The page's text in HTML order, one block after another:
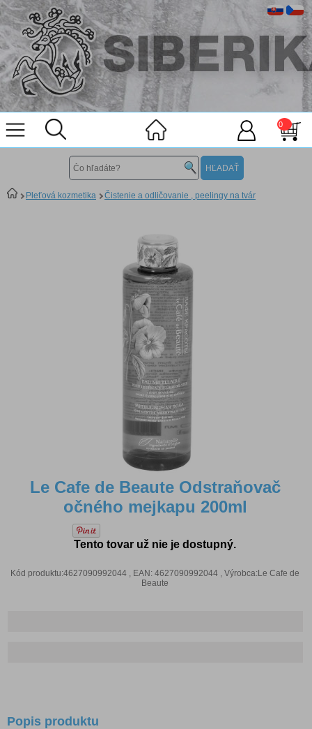
0
Pleťová kozmetika Čistenie a odličovanie , peelingy na tvár
Le Cafe de Beaute Odstraňovač
očného mejkapu 200ml
Tento tovar už nie je dostupný.
Kód produktu:4627090992044 , EAN: 4627090992044 , Výrobca:Le Cafe de
Beaute
Popis produktu